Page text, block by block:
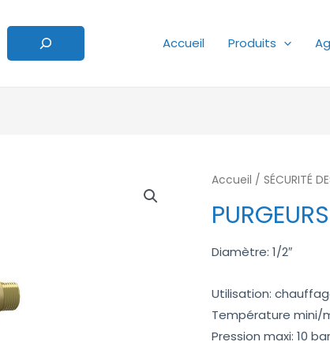
Accueil
Produits
Accueil /SÉCURITÉ
Diamètre: 1/2″
Utilisation:
Température mini/
Pression maxi: 10 bar